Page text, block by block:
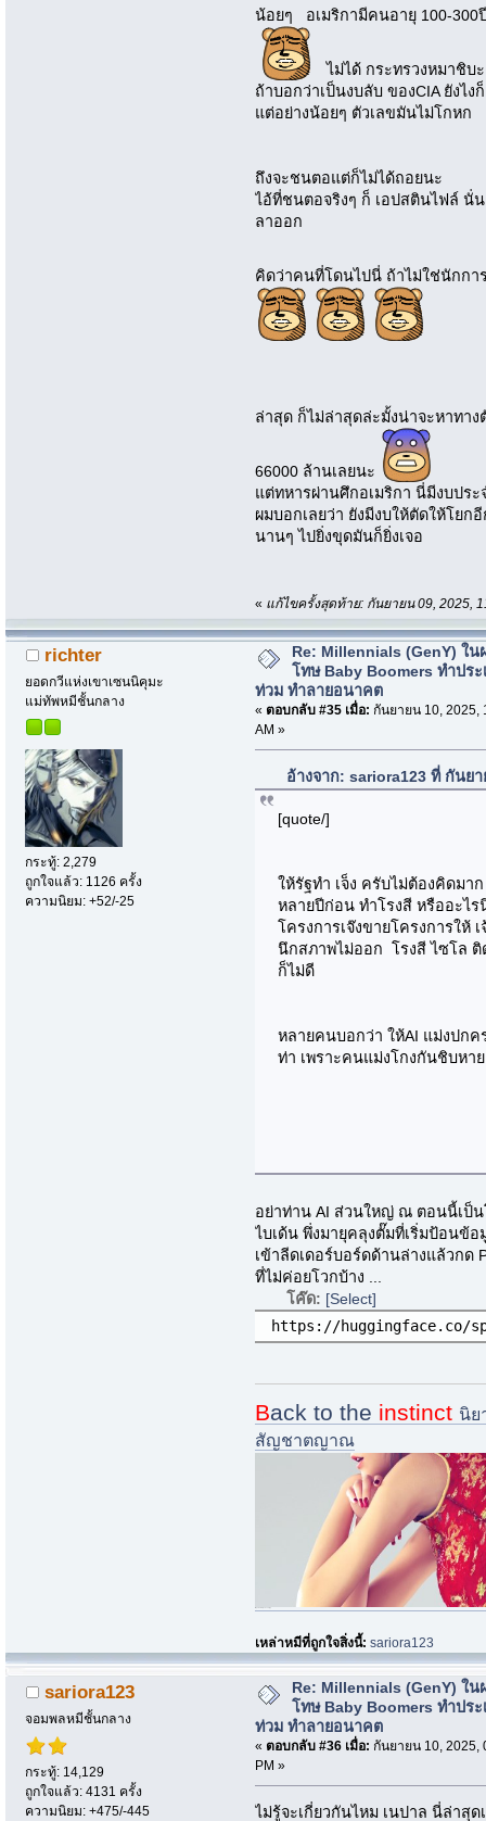
น้อยๆ อเมริกามีคนอายุ 100-300
ไม่ได้ กระทรวงหมาชิบ
ถ้าบอกว่าเป็นงบลับ ของCIA ยังไ
แต่อย่างน้อยๆ ตัวเลขมันไม่โกหก
ถึงจะชนตอแต่ก็ไม่ได้ถอยนะ
ไอ้ที่ชนตอจริงๆ ก็ เอปสตินไฟล์ นั่
ลาออก
คิดว่าคนที่โดนไปนี่ ถ้าไม่ใช่นักก
ล่าสุด ก็ไม่ล่าสุดล่ะมั้งน่าจะหาทา
66000 ล้านเลยนะ
แต่ทหารผ่านศึกอเมริกา นี่มีงบปร
ผมบอกเลยว่า ยังมีงบให้ตัดให้โย
นานๆ ไปยิ่งขุดมันก็ยิ่งเจอ
« แก้ไขครั้งสุดท้าย: กันยายน 09, 2025,
richter
ยอดกวีแห่งเขาเซนนิคุมะ
แม่ทัพหมีชั้นกลาง
กระทู้: 2,279
ถูกใจแล้ว: 1126 ครั้ง
ความนิยม: +52/-25
Re: Millennials (GenY) ใน
โทษ Baby Boomers ทำประ
ท่วม ทำลายอนาคต
« ตอบกลับ #35 เมื่อ: กันยายน 10, 2025,
AM »
อ้างจาก: sariora123 ที่ กันย
[quote/]
ให้รัฐทำ เจ็ง ครับไม่ต้องคิดมาก
หลายปีก่อน ทำโรงสี หรืออะไร
โครงการเจ๊งขายโครงการให้
นึกสภาพไม่ออก โรงสี ไซโล
ก็ไม่ดี
หลายคนบอกว่า ให้AI แม่งปก
ท่า เพราะคนแม่งโกงกันชิบหาย
อย่าท่าน AI ส่วนใหญ่ ณ ตอนนี้เป็
ไบเด้น พึ่งมายุคลุงตั๊มที่เริ่มป้อนข้อ
เข้าลีดเดอร์บอร์ดด้านล่างแล้วกด
ที่ไม่ค่อยโวกบ้าง ...
โค๊ด: [Select]
https://huggingface.co/
Back to the instinct นิย
สัญชาตญาณ
เหล่าหมีที่ถูกใจสิ่งนี้:sariora123
sariora123
จอมพลหมีชั้นกลาง
กระทู้: 14,129
ถูกใจแล้ว: 4131 ครั้ง
ความนิยม: +475/-445
Re: Millennials (GenY) ใน
โทษ Baby Boomers ทำประ
ท่วม ทำลายอนาคต
« ตอบกลับ #36 เมื่อ: กันยายน 10, 2025,
PM »
ไม่รู้จะเกี่ยวกันไหม เนปาล นี่ล่าสุ